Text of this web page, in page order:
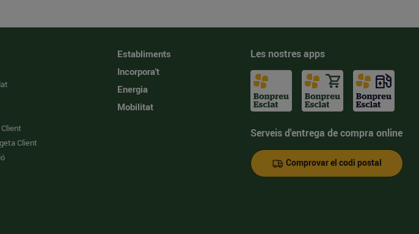
Client
Establiments
Incorpora't
Energia
Mobilitat
Les nostres apps
Serveis d'entrega de compra online
Comprovar el codi postal